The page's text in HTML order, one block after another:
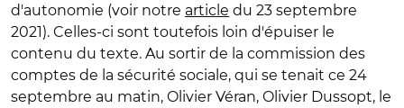
d'autonomie (voir notre article du 23 septembre
2021). Celles-ci sont toutefois loin d'épuiser le
contenu du texte. Au sortir de la commission des
comptes de la sécurité sociale, qui se tenait ce 24
septembre au matin, Olivier Véran, Olivier Dussopt, le